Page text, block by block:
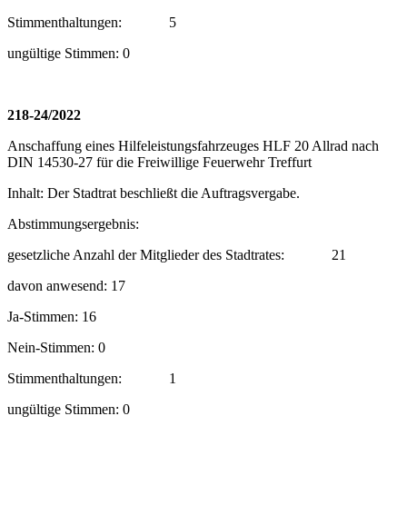
Stimmenthaltungen:
5
ungültige Stimmen: 0
218-24/2022
Anschaffung eines Hilfeleistungsfahrzeuges HLF 20 Allrad nach
DIN 14530-27 für die Freiwillige Feuerwehr Treffurt
Inhalt: Der Stadtrat beschließt die Auftragsvergabe.
Abstimmungsergebnis:
gesetzliche Anzahl der Mitglieder des Stadtrates:
21
davon anwesend: 17
Ja-Stimmen: 16
Nein-Stimmen: 0
Stimmenthaltungen:
1
ungültige Stimmen: 0